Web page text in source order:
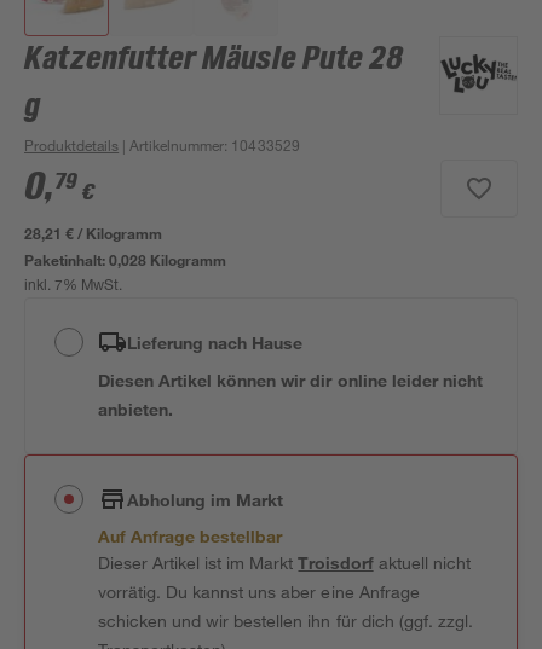
Katzenfutter Mäusle Pute 28
g
Produktdetails | Artikelnummer: 10433529
0,79 €
28,21 € / Kilogramm
Paketinhalt:0,028 Kilogramm
inkl. 7% MwSt.
Lieferung nach Hause
Diesen Artikel können wir dir online leider nicht
anbieten.
Abholung im Markt
Auf Anfrage bestellbar
Dieser Artikel ist im MarktTroisdorfaktuell nicht
vorrätig. Du kannst uns aber eine Anfrage
schicken und wir bestellen ihn für dich (ggf. zzgl.